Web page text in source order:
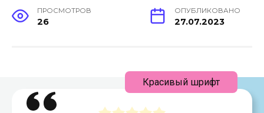
ПРОСМОТРОВ
26
ОПУБЛИКОВАНО
27.07.2023
Красивый шрифт